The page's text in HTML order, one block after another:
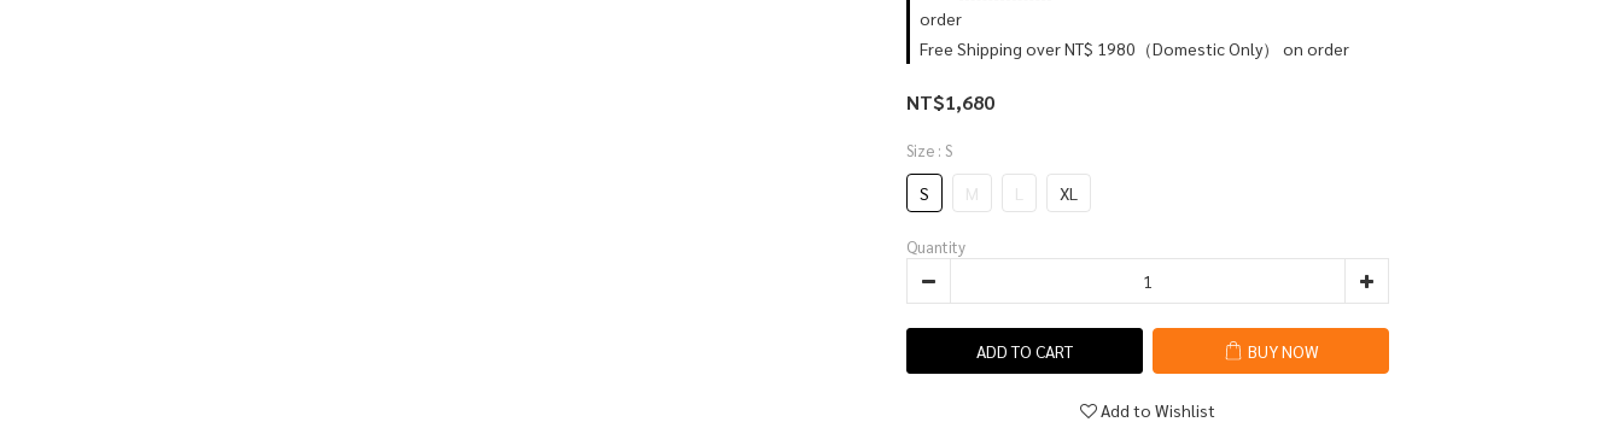
order
Free Shipping over NT$ 1980（Domestic Only） on order
NT$1,680
Size : S
S M L XL
Quantity
ADD TO CART BUY NOW
Add to Wishlist